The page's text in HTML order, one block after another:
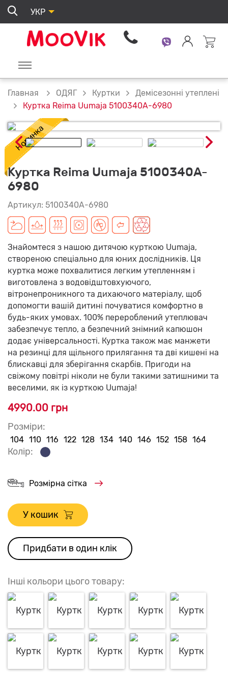
УКР
Главная ОДЯГ Куртки
Демісезонні утеплені
Куртка Reima Uumaja 5100340A-6980
Куртка Reima Uumaja 5100340A-
6980
Артикул: 5100340A-6980
Знайомтеся з нашою дитячою курткою Uumaja,
створеною спеціально для юних дослідників. Ця
куртка може похвалитися легким утепленням і
виготовлена з водовідштовхуючого,
вітронепроникного та дихаючого матеріалу, щоб
допомогти вашій дитині почуватися комфортно в
будь-яких умовах. 100% перероблений утеплювач
забезпечує тепло, а безпечний знімний капюшон
додає універсальності. Куртка також має манжети
на резинці для щільного прилягання та дві кишені на
блискавці для зберігання скарбів. Пригоди на
свіжому повітрі ніколи не були такими затишними та
веселими, як із курткою Uumaja!
4990.00 грн
Розміри:
104 110 116 122 128 134 140 146 152 158 164
Колір:
Розмірна сітка
У кошик
Придбати в один клік
Інші кольори цього товару: